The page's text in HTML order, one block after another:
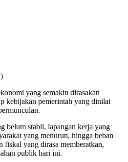
yang semakin dirasakan
kebijakan pemerintah yang dinilai
belum stabil, lapangan kerja yang
yang menurun, hingga beban
fiskal yang dirasa memberatkan,
publik hari ini.